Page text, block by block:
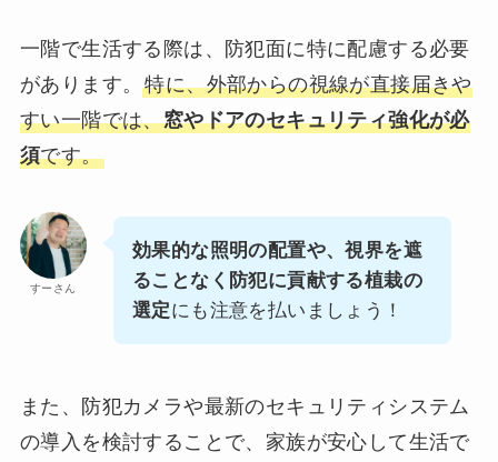
一階で生活する際は、防犯面に特に配慮する必要
があります。特に、外部からの視線が直接届きや
すい一階では、窓やドアのセキュリティ強化が必
須です。
すーさん
効果的な照明の配置や、視界を遮
ることなく防犯に貢献する植栽の
選定にも注意を払いましょう！
また、防犯カメラや最新のセキュリティシステム
の導入を検討することで、家族が安心して生活で